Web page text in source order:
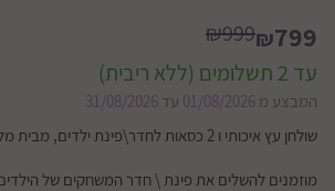
₪799
₪999
עד 2 תשלומים (ללא ריבית)
המבצע מ 01/08/2026 עד 31/08/2026
שולחן עץ איכותי ו 2 כסאות לחדר\פינת ילדים, מבית מליסה ודאג.
מוזמנים להשלים את פינת \ חדר המשחקים של הילדים